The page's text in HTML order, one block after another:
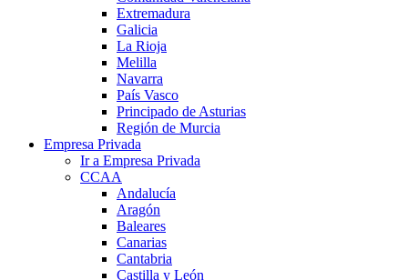
Extremadura
Galicia
La Rioja
Melilla
Navarra
País Vasco
Principado de Asturias
Región de Murcia
Empresa Privada
Ir a Empresa Privada
CCAA
Andalucía
Aragón
Baleares
Canarias
Cantabria
Castilla y León